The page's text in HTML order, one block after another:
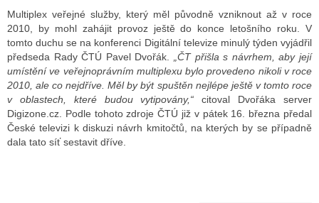
TISK
Multiplex veřejné služby, který měl původně vzniknout až v roce
2010, by mohl zahájit provoz ještě do konce letošního roku. V
tomto duchu se na konferenci Digitální televize minulý týden vyjádřil
předseda Rady ČTÚ Pavel Dvořák.
„ČT přišla s návrhem, aby její
umístění ve veřejnoprávním multiplexu bylo provedeno nikoli v roce
2010, ale co nejdříve. Měl by být spuštěn nejlépe ještě v tomto roce
v oblastech, které budou vytipovány,“ citoval Dvořáka server
Digizone.cz. Podle tohoto zdroje ČTÚ již v pátek 16. března předal
České televizi k diskuzi návrh kmitočtů, na kterých by se případně
dala tato síť sestavit dříve.